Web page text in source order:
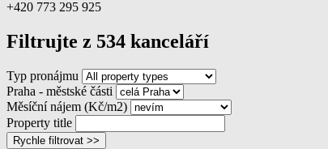
+420 773 295 925
Filtrujte z 534 kanceláří
Typ pronájmu
Praha - městské části
Měsíční nájem (Kč/m2)
Property title
Rychle filtrovat >>